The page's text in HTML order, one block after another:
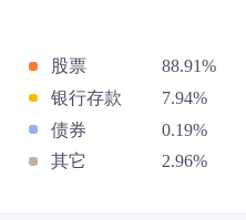
股票
88.91%
银行存款
7.94%
债券
0.19%
其它
2.96%